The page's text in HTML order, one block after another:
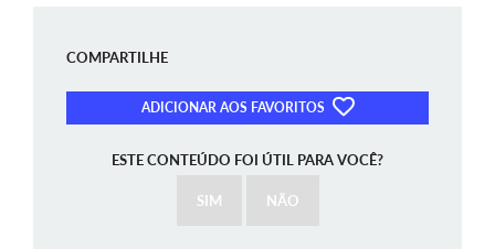
COMPARTILHE
ADICIONAR AOS FAVORITOS
ESTE CONTEÚDO FOI ÚTIL PARA VOCÊ?
SIM NÃO